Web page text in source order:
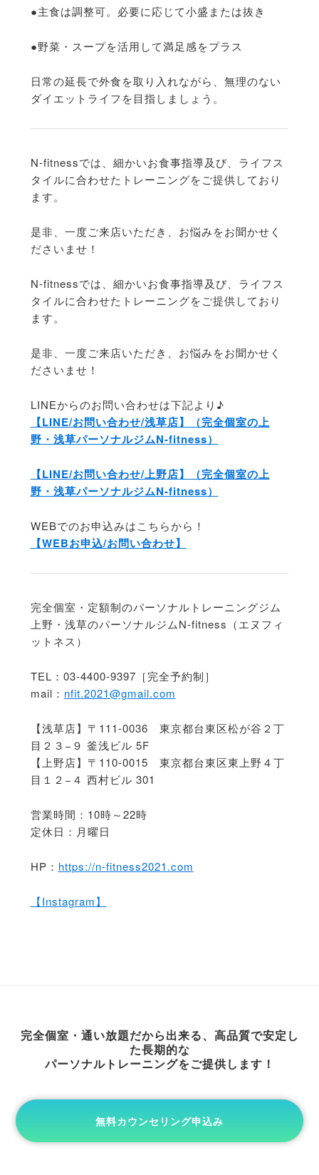
●主食は調整可。必要に応じて小盛または抜き
●野菜・スープを活用して満足感をプラス
日常の延長で外食を取り入れながら、 無理のない
ダイエットライフを目指しましょう。
N-fitnessでは、細かいお食事指導及び、 ライフス
タイルに合わせたトレーニングをご提供しており
ます。
是非、一度ご来店いただき、お悩みをお聞かせく
ださいませ！
N-fitnessでは、細かいお食事指導及び、ライフス
タイルに合わせたトレーニングをご提供しており
ます。
是非、一度ご来店いただき、お悩みをお聞かせく
ださいませ！
LINEからのお問い合わせは下記より♪
【LINE/お問い合わせ/浅草店】（完全個室の上
野・浅草パーソナルジムN-fitness）
【LINE/お問い合わせ/上野店】（完全個室の上
野・浅草パーソナルジムN-fitness）
WEBでのお申込みはこちらから！
【WEBお申込/お問い合わせ】
完全個室・定額制のパーソナルトレーニングジム
上野・浅草のパーソナルジムN-fitness（エヌフィ
ットネス）
TEL：03-4400-9397［完全予約制］
mail： nfit.2021@gmail.com
【浅草店】〒111-0036 東京都台東区松が谷２丁
目２３−９ 釜浅ビル 5F
【上野店】〒110-0015 東京都台東区東上野４丁
目１２−４ 西村ビル 301
営業時間：10時～22時
定休日：月曜日
HP： https://n-fitness2021.com
【Instagram】
完全個室・通い放題だから出来る、高品質で安定し
た長期的な
パーソナルトレーニングをご提供します！
無料カウンセリング申込み